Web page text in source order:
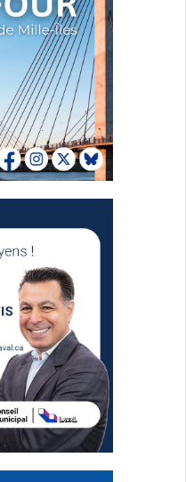
de Laval
MCL
le parc Pie-X
Ville souhaite faire
soit rénover des
miser uniquement
affirmé que les plus
dans les quartiers
notamment la
de ses nombreux